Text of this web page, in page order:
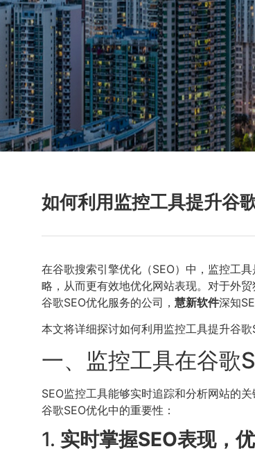
如何利用监控工具提升谷
在谷歌搜索引擎优化（SEO）中，监控工
略，从而更有效地优化网站表现。对于外
谷歌SEO优化服务的公司， 慧新软件深知
本文将详细探讨如何利用监控工具提升谷
一、监控工具在谷歌
SEO监控工具能够实时追踪和分析网站的
谷歌SEO优化中的重要性：
1. 实时掌握SEO表现，